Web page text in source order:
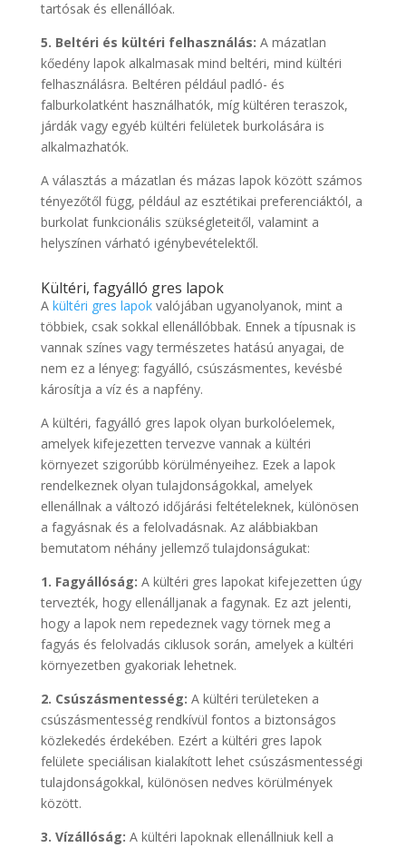
tartósak és ellenállóak.
5. Beltéri és kültéri felhasználás: A mázatlan
kőedény lapok alkalmasak mind beltéri, mind kültéri
felhasználásra. Beltéren például padló- és
falburkolatként használhatók, míg kültéren teraszok,
járdák vagy egyéb kültéri felületek burkolására is
alkalmazhatók.
A választás a mázatlan és mázas lapok között számos
tényezőtől függ, például az esztétikai preferenciáktól, a
burkolat funkcionális szükségleteitől, valamint a
helyszínen várható igénybevételektől.
Kültéri, fagyálló gres lapok
A kültéri gres lapokvalójában ugyanolyanok, mint a
többiek, csak sokkal ellenállóbbak. Ennek a típusnak is
vannak színes vagy természetes hatású anyagai, de
nem ez a lényeg: fagyálló, csúszásmentes, kevésbé
károsítja a víz és a napfény.
A kültéri, fagyálló gres lapok olyan burkolóelemek,
amelyek kifejezetten tervezve vannak a kültéri
környezet szigorúbb körülményeihez. Ezek a lapok
rendelkeznek olyan tulajdonságokkal, amelyek
ellenállnak a változó időjárási feltételeknek, különösen
a fagyásnak és a felolvadásnak. Az alábbiakban
bemutatom néhány jellemző tulajdonságukat:
1. Fagyállóság: A kültéri gres lapokat kifejezetten úgy
tervezték, hogy ellenálljanak a fagynak. Ez azt jelenti,
hogy a lapok nem repedeznek vagy törnek meg a
fagyás és felolvadás ciklusok során, amelyek a kültéri
környezetben gyakoriak lehetnek.
2. Csúszásmentesség: A kültéri területeken a
csúszásmentesség rendkívül fontos a biztonságos
közlekedés érdekében. Ezért a kültéri gres lapok
felülete speciálisan kialakított lehet csúszásmentességi
tulajdonságokkal, különösen nedves körülmények
között.
3. Vízállóság: A kültéri lapoknak ellenállniuk kell a